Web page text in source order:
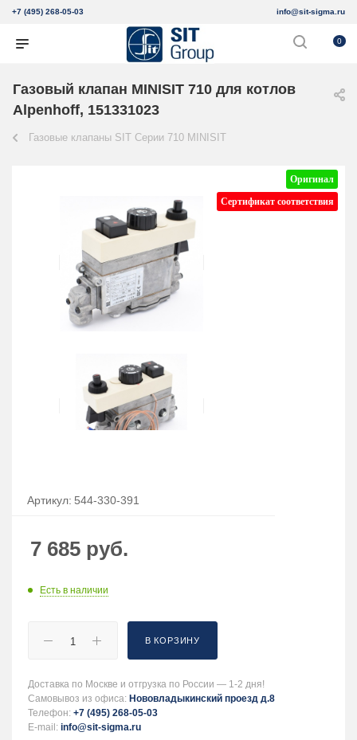
+7 (495) 268-05-03 info@sit-sigma.ru
0
Газовый клапан MINISIT 710 для котлов
Alpenhoff, 151331023
Газовые клапаны SIT Серии 710 MINISIT
Оригинал
Сертификат соответствия
Артикул: 544-330-391
7 685 руб.
Есть в наличии
В КОРЗИНУ
Доставка по Москве и отгрузка по России — 1-2 дня!
Самовывоз из офиса: Нововладыкинский проезд д.8
Телефон: +7 (495) 268-05-03
E-mail: info@sit-sigma.ru